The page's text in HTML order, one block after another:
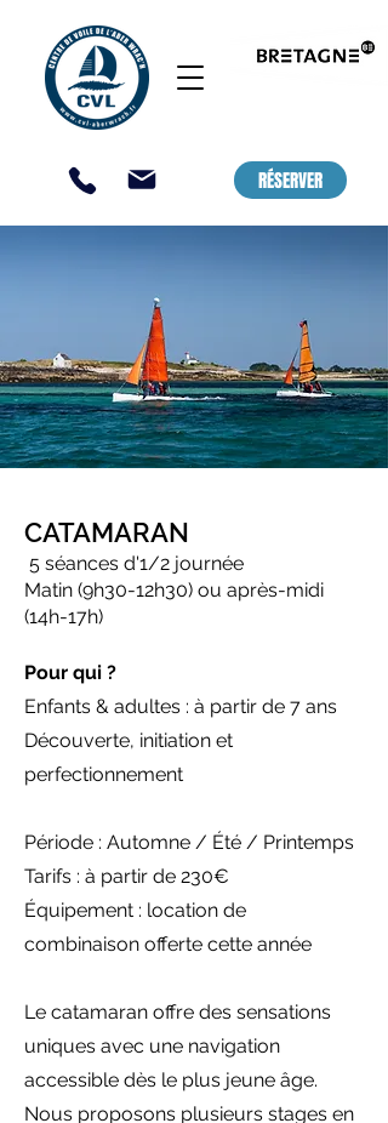
CENTRE DE VOILE ET DE KAYAK,
LANDEDA - ABER WRAC'H / SAINT
PABU
RÉSERVER
CATAMARAN
5 séances d'1/2 journée
Matin (9h30-12h30) ou après-midi
(14h-17h)
Pour qui ?
Enfants & adultes : à partir de 7 ans
Découverte, initiation et
perfectionnement
Période : Automne / Été / Printemps
Tarifs : à partir de 230€
Équipement : location de
combinaison offerte cette année
Le catamaran offre des sensations
uniques avec une navigation
accessible dès le plus jeune âge.
Nous proposons plusieurs stages en